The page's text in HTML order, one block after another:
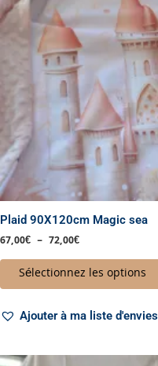
Plaid 90X120cm Magic sea
67,00€ – 72,00€
Sélectionnez les options
Ajouter à ma liste d'envies